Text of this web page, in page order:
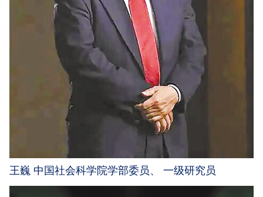
王巍 中国社会科学院学部委员、 一级研究员